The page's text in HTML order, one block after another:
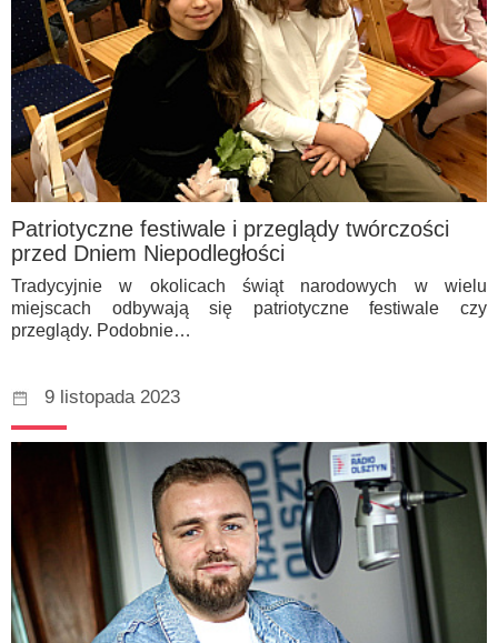
Patriotyczne festiwale i przeglądy twórczości
przed Dniem Niepodległości
Tradycyjnie w okolicach świąt narodowych w wielu
miejscach odbywają się patriotyczne festiwale czy
przeglądy. Podobnie…
9 listopada 2023